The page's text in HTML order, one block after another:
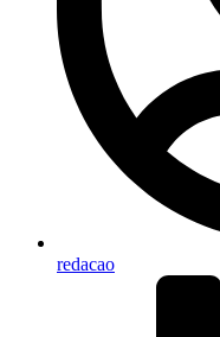
redacao